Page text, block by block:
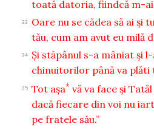
toată datoria, fiindcă m-
33
Oare nu se cădea să ai şi
tău, cum am avut eu milă
34
Şi stăpânul s-a mâniat şi
chinuitorilor până va
35 Tot aşa* vă va face şi
dacă fiecare din voi nu
pe fratele său.”